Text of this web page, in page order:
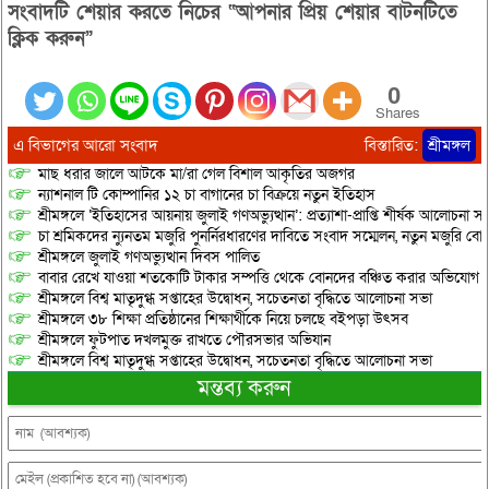
সংবাদটি শেয়ার করতে নিচের “আপনার প্রিয় শেয়ার বাটনটিতে
ক্লিক করুন”
0
Shares
এ বিভাগের আরো সংবাদ বিস্তারিত: শ্রীমঙ্গল
মাছ ধরার জালে আটকে মা/রা গেল বিশাল আকৃতির অজগর
ন্যাশনাল টি কোম্পানির ১২ চা বাগানের চা বিক্রয়ে নতুন ইতিহাস
শ্রীমঙ্গলে ‘ইতিহাসের আয়নায় জুলাই গণঅভ্যুত্থান’: প্রত্যাশা-প্রাপ্তি শীর্ষক আলোচনা
চা শ্রমিকদের ন্যুনতম মজুরি পুনর্নিরধারণের দাবিতে সংবাদ সম্মেলন, নতুন মজুরি
শ্রীমঙ্গলে জুলাই গণঅভ্যুত্থান দিবস পালিত
বাবার রেখে যাওয়া শতকোটি টাকার সম্পত্তি থেকে বোনদের বঞ্চিত করার অভিযোগ
শ্রীমঙ্গলে বিশ্ব মাতৃদুগ্ধ সপ্তাহের উদ্বোধন, সচেতনতা বৃদ্ধিতে আলোচনা সভা
শ্রীমঙ্গলে ৩৮ শিক্ষা প্রতিষ্ঠানের শিক্ষার্থীকে নিয়ে চলছে বইপড়া উৎসব
শ্রীমঙ্গলে ফুটপাত দখলমুক্ত রাখতে পৌরসভার অভিযান
শ্রীমঙ্গলে বিশ্ব মাতৃদুগ্ধ সপ্তাহের উদ্বোধন, সচেতনতা বৃদ্ধিতে আলোচনা সভা
মন্তব্য করুন